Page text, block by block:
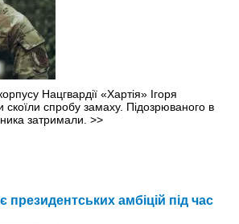
Нацгвардії «Хартія» Ігоря
скоїли спробу замаху. Підозрюваного в
затримали. >>
президентських амбіцій під час